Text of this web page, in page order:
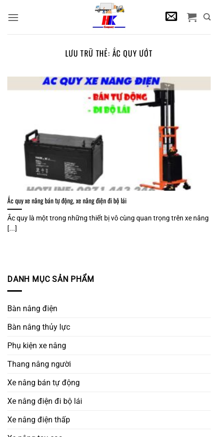
qua
LƯU TRỮ THẺ: ẮC QUY ƯỚT
DANH MỤC SẢN PHẨM
Bàn nâng điện
Bàn nâng thủy lực
Phụ kiện xe nâng
Thang nâng người
Xe nâng bán tự động
Xe nâng điện đi bộ lái
Xe nâng điện thấp
Ắc quy xe nâng bán tự động, xe nâng điện đi bộ lái
Ắc quy là một trong những thiết bị vô cùng quan trọng trên xe nâng
[...]